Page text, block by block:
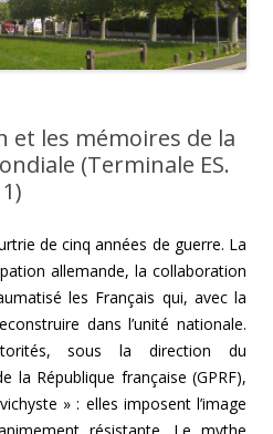
et les mémoires de la
(Terminale ES.
de cinq années de guerre. La
allemande, la collaboration
les Français qui, avec la
dans l’unité nationale.
sous la direction du
la République française (GPRF),
» : elles imposent l’image